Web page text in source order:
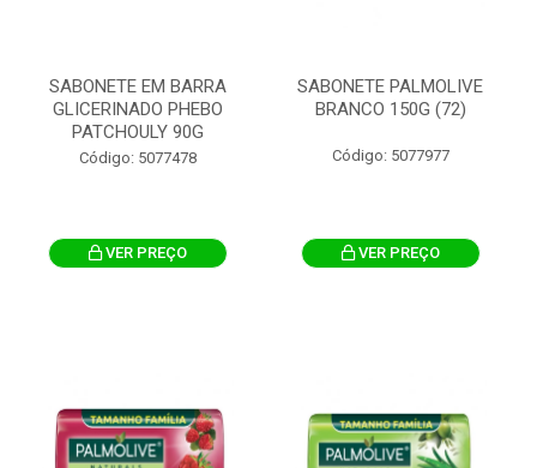
SABONETE EM BARRA
GLICERINADO PHEBO
PATCHOULY 90G
Código: 5077478
VER PREÇO
SABONETE PALMOLIVE
BRANCO 150G (72)
Código: 5077977
VER PREÇO